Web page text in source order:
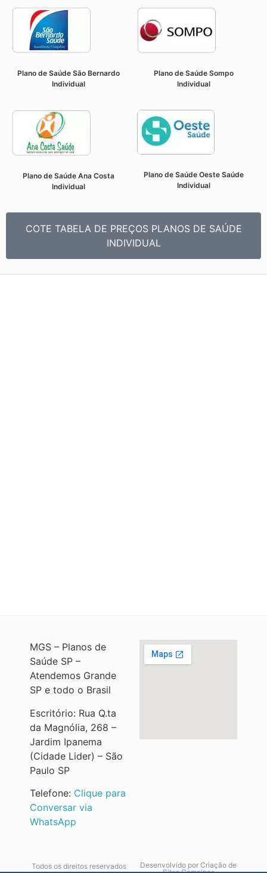
Plano de Saúde São Bernardo
Individual
Plano de Saúde Sompo
Individual
Plano de Saúde Ana Costa
Individual
Plano de Saúde Oeste Saúde
Individual
COTE TABELA DE PREÇOS PLANOS DE SAÚDE
INDIVIDUAL
MGS – Planos de
Saúde SP –
Atendemos Grande
SP e todo o Brasil
Escritório: Rua Q.ta
da Magnólia, 268 –
Jardim Ipanema
(Cidade Lider) – São
Paulo SP
Telefone: Clique para
Conversar via
WhatsApp
Todos os direitos reservados
Desenvolvido por Criação de